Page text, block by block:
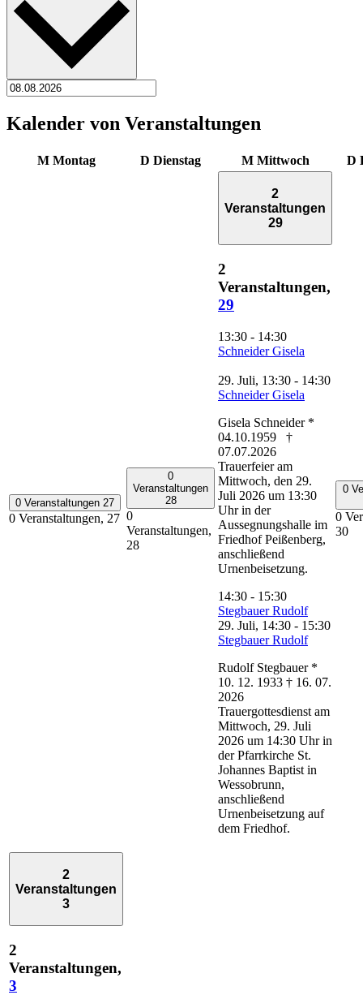
Kalender von Veranstaltungen
M Montag D Dienstag M Mittwoch D
0 Veranstaltungen 27
0 Veranstaltungen, 27
0
Veranstaltungen
28
0
Veranstaltungen,
28
2
Veranstaltungen
29
2
Veranstaltungen,
29
13:30 - 14:30
Schneider Gisela
29. Juli, 13:30 - 14:30
Schneider Gisela
Gisela Schneider *
04.10.1959 †
07.07.2026
Trauerfeier am
Mittwoch, den 29.
Juli 2026 um 13:30
Uhr in der
Aussegnungshalle im
Friedhof Peißenberg,
anschließend
Urnenbeisetzung.
14:30 - 15:30
Stegbauer Rudolf
29. Juli, 14:30 - 15:30
Stegbauer Rudolf
Rudolf Stegbauer *
10. 12. 1933 † 16. 07.
2026
Trauergottesdienst am
Mittwoch, 29. Juli
2026 um 14:30 Uhr in
der Pfarrkirche St.
Johannes Baptist in
Wessobrunn,
anschließend
Urnenbeisetzung auf
dem Friedhof.
0
0
30
2
Veranstaltungen
3
2
Veranstaltungen,
3